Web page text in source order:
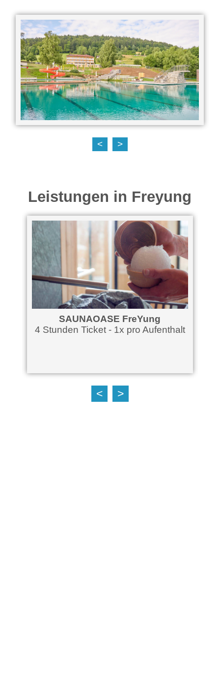
< >
Leistungen in Freyung
SAUNAOASE FreYung
4 Stunden Ticket - 1x pro Aufenthalt
< >